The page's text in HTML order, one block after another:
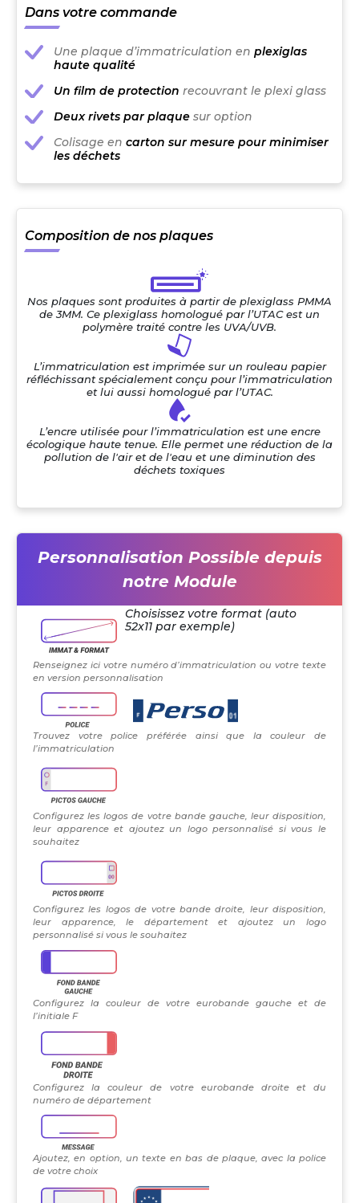
Dans votre commande
Une plaque d’immatriculation en plexiglas
haute qualité
Un film de protection recouvrant le plexi glass
Deux rivets par plaque sur option
Colisage en carton sur mesure pour minimiser
les déchets
Composition de nos plaques
Nos plaques sont produites à partir de plexiglass PMMA
de 3MM. Ce plexiglass homologué par l’UTAC est un
polymère traité contre les UVA/UVB.
L’immatriculation est imprimée sur un rouleau papier
réfléchissant spécialement conçu pour l’immatriculation
et lui aussi homologué par l’UTAC.
L’encre utilisée pour l’immatriculation est une encre
écologique haute tenue. Elle permet une réduction de la
pollution de l'air et de l'eau et une diminution des
déchets toxiques
Personnalisation Possible depuis
notre Module
Choisissez votre format (auto
52x11 par exemple)
Renseignez ici votre numéro d’immatriculation ou votre texte
en version personnalisation
Trouvez votre police préférée ainsi que la couleur de
l’immatriculation
Configurez les logos de votre bande gauche, leur disposition,
leur apparence et ajoutez un logo personnalisé si vous le
souhaitez
Configurez les logos de votre bande droite, leur disposition,
leur apparence, le département et ajoutez un logo
personnalisé si vous le souhaitez
Configurez la couleur de votre eurobande gauche et de
l’initiale F
Configurez la couleur de votre eurobande droite et du
numéro de département
Ajoutez, en option, un texte en bas de plaque, avec la police
de votre choix